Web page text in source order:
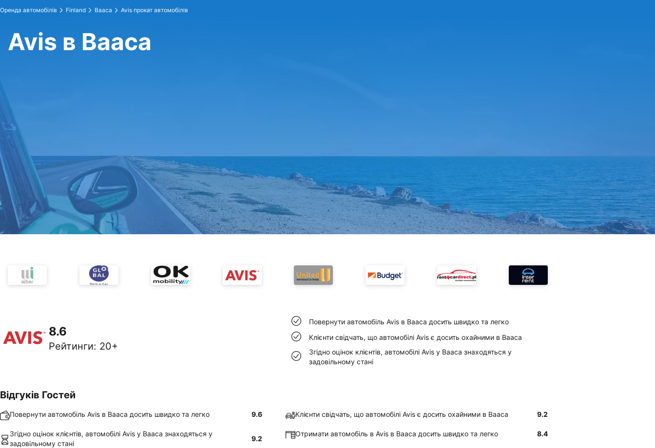
Оренда автомобілів Finland Вааса Avis прокат автомобілів
Avis в Вааса
8.6
Рейтинги: 20+
Повернути автомобіль Avis в Вааса досить швидко та легко
Клієнти свідчать, що автомобілі Avis є досить охайними в Вааса
Згідно оцінок клієнтів, автомобілі Avis у Вааса знаходяться у
задовільному стані
Відгуків Гостей
Повернути автомобіль Avis в Вааса досить швидко та легко 9.6 Клієнти свідчать, що автомобілі Avis є досить охайними в Вааса 9.2
Згідно оцінок клієнтів, автомобілі Avis у Вааса знаходяться у
задовільному стані
9.2
Отримати автомобіль в Avis в Вааса досить швидко та легко 8.4